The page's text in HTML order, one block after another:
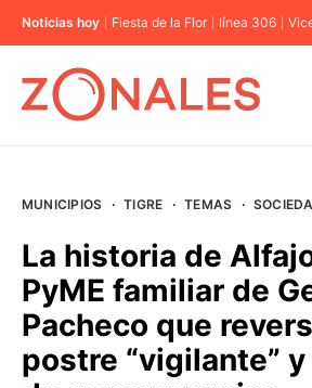
Noticias hoy Fiesta de la Flor línea 306
BUENOS AIRES
PROVINCIAS
MUNICIPIOS · TIGRE · TEMAS ·
La historia de
PyME familiar de
Pacheco que
postre “vigilante”